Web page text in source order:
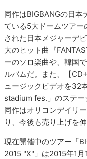
同作はBIGBANGの日本
ている5大ドームツア
された日本メジャーデ
大のヒット曲『
ーのソロ楽曲や、韓国
ルバムだ。また、【
ュージックビデオを32
stadium fes.」のステー
同作はオリコンデイリ
り、今後も売り上げを伸
現在開催中のツアー「
2015 "X"」は2015年1